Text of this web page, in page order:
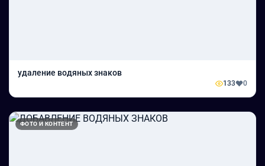
удаление водяных знаков
133 0
ФОТО И КОНТЕНТ